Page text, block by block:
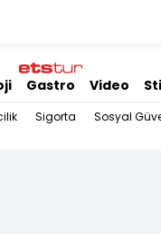
Gastro Video
Sigorta Sosyal